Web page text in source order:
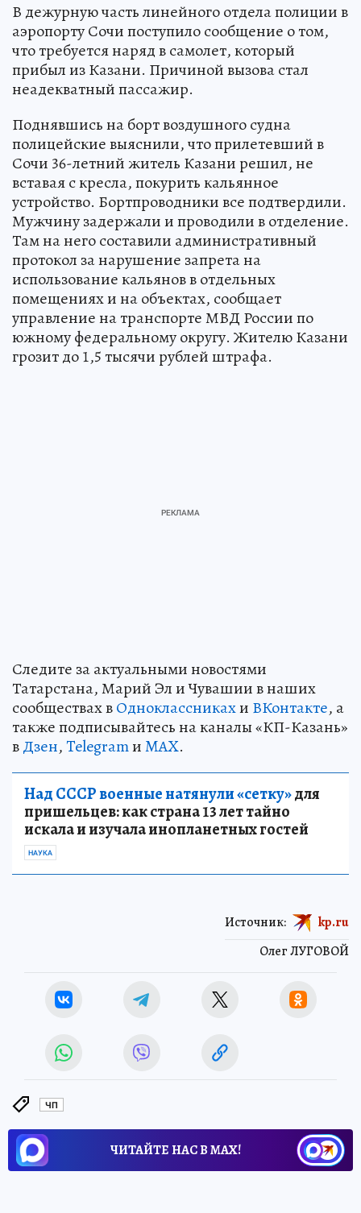
В дежурную часть линейного отдела полиции в
аэропорту Сочи поступило сообщение о том,
что требуется наряд в самолет, который
прибыл из Казани. Причиной вызова стал
неадекватный пассажир.
Поднявшись на борт воздушного судна
полицейские выяснили, что прилетевший в
Сочи 36-летний житель Казани решил, не
вставая с кресла, покурить кальянное
устройство. Бортпроводники все подтвердили.
Мужчину задержали и проводили в отделение.
Там на него составили административный
протокол за нарушение запрета на
использование кальянов в отдельных
помещениях и на объектах, сообщает
управление на транспорте МВД России по
южному федеральному округу. Жителю Казани
грозит до 1,5 тысячи рублей штрафа.
Следите за актуальными новостями
Татарстана, Марий Эл и Чувашии в наших
сообществах вОдноклассникахи ВКонтакте, а
также подписывайтесь на каналы «КП-Казань»
вДзен,TelegramиMAX.
Над СССР военные натянули «сетку»для
пришельцев: как страна 13 лет тайно
искала и изучала инопланетных гостей
НАУКА
Олег ЛУГОВОЙ
Источник: kp.ru
ЧП
ЧИТАЙТЕ НАС В МАХ!